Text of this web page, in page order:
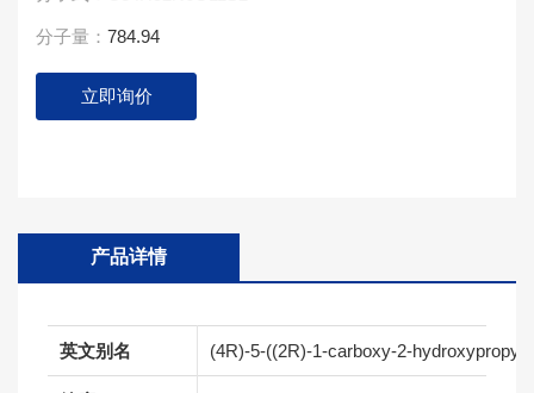
分子量： 784.94
立即询价
产品详情
英文别名 (4R)-5-((2R)-1-carboxy-2-